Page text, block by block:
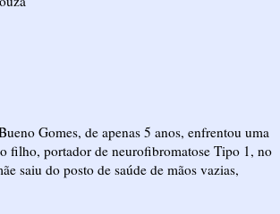
Gomes, de apenas 5 anos, enfrentou uma
filho, portador de neurofibromatose Tipo 1, no
saiu do posto de saúde de mãos vazias,